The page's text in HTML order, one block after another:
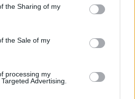
usage behaviour. You may click to
Google and its third-party tags to
specified purposes in below Google
the Sharing of my
the Sale of my
processing my
Advertising.
színpadára. Szintén
jobban kevés zenekarra
hiszen Prika, Fernanda és
csak lányokból áll. A brazil
ki harmadik stúdióalbumukat
címmel, amely a szebbik nem
marcona thrash metalt
élőben sem okoznak majd